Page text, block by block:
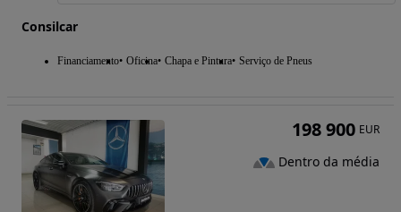
Consilcar
Financiamento Oficina Chapa e Pintura Serviço de Pneus
198 900 EUR
Dentro da média